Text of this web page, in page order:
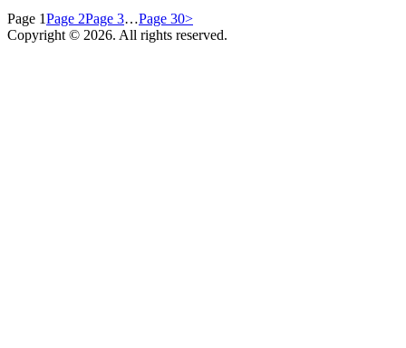
Page 1Page 2Page 3…Page 30>
Copyright © 2026. All rights reserved.